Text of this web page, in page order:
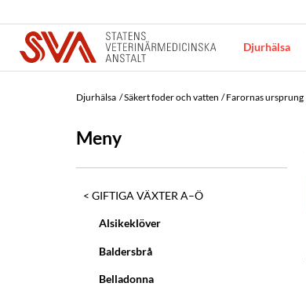
Djurhälsa
Djurhälsa Säkert foder och vatten Farornas ursprung
Meny
GIFTIGA VÄXTER A–Ö
Alsikeklöver
Baldersbrå
Belladonna